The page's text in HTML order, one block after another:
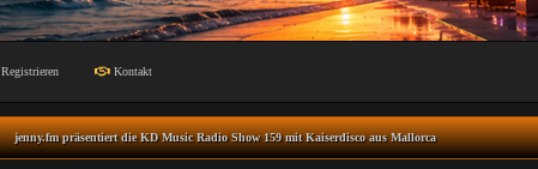
Registrieren Kontakt
jenny.fm präsentiert die KD Music Radio Show 159 mit Kaiserdisco aus Mallorca